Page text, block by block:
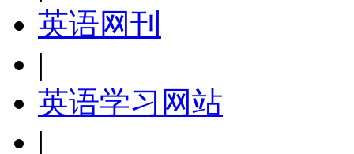
英语网刊
|
英语学习网站
|